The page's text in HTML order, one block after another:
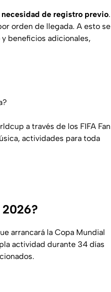
de registro previo.
orden de llegada. A esto se
beneficios adicionales,
a través de los FIFA Fan
actividades para toda
arrancará la Copa Mundial
actividad durante 34 días